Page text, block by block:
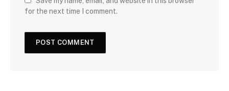
for the next time I comment.